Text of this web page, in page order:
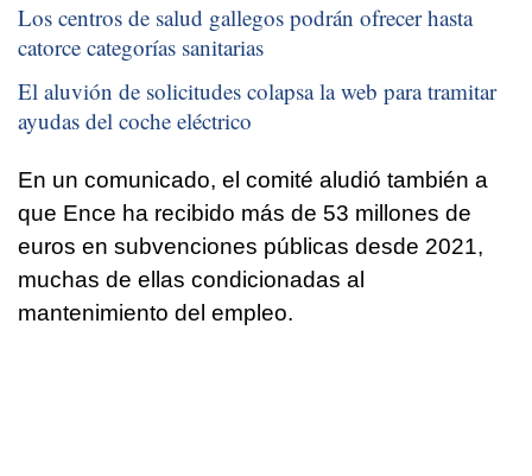
Los centros de salud gallegos podrán ofrecer hasta
catorce categorías sanitarias
El aluvión de solicitudes colapsa la web para tramitar
ayudas del coche eléctrico
En un comunicado, el comité aludió también a
que Ence ha recibido más de 53 millones de
euros en subvenciones públicas desde 2021,
muchas de ellas condicionadas al
mantenimiento del empleo.